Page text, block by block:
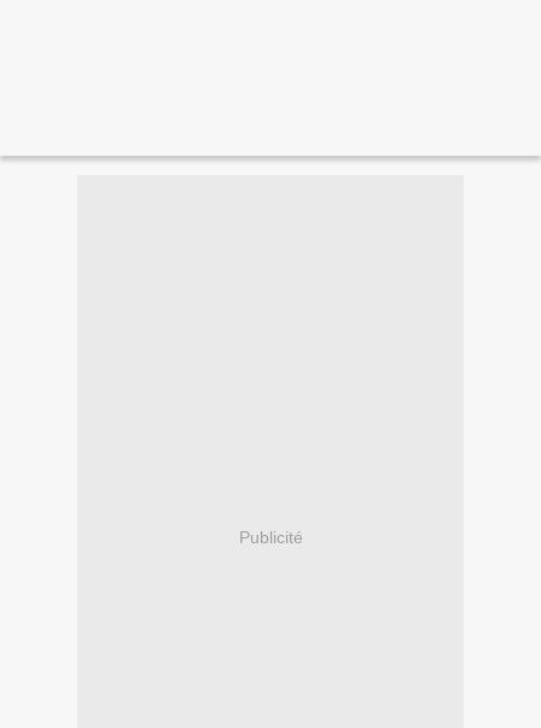
Publicité